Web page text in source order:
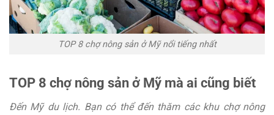
TOP 8 chợ nông sản ở Mỹ nổi tiếng nhất
TOP 8 chợ nông sản ở Mỹ mà ai cũng biết
Đến Mỹ du lịch. Bạn có thể đến thăm các khu chợ nông